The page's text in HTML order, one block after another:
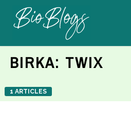
BIRKA: TWIX
1 ARTICLES